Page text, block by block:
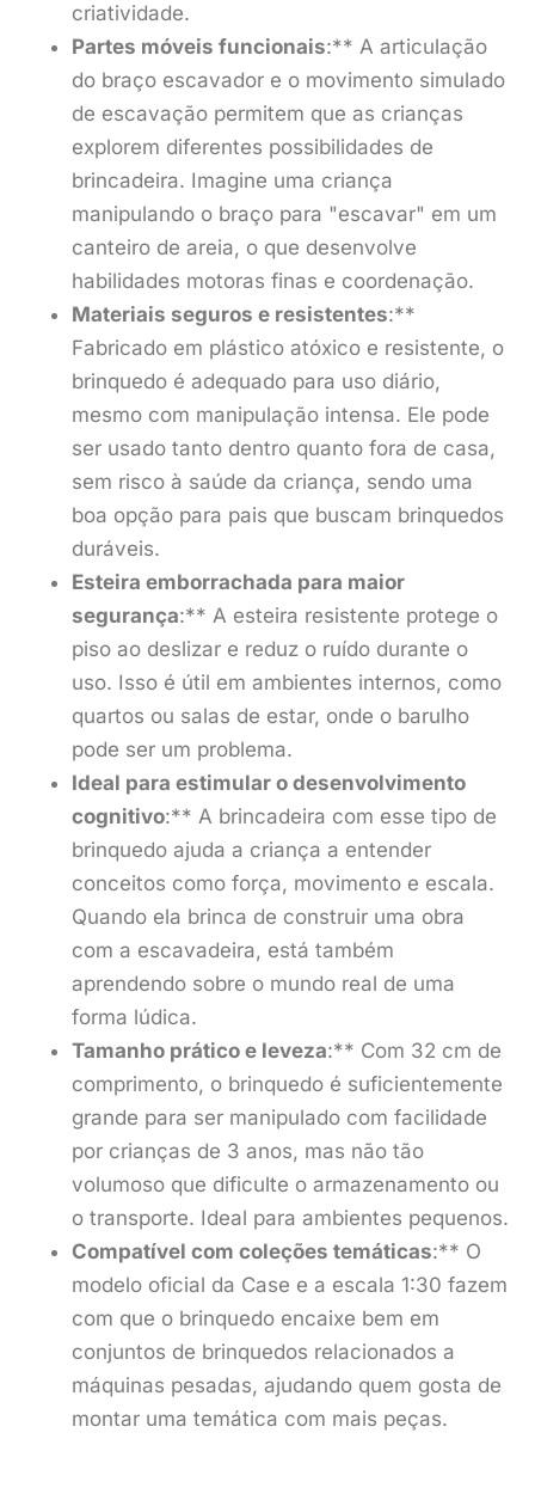
criatividade.
Partes móveis funcionais:** A articulação
do braço escavador e o movimento simulado
de escavação permitem que as crianças
explorem diferentes possibilidades de
brincadeira. Imagine uma criança
manipulando o braço para "escavar" em um
canteiro de areia, o que desenvolve
habilidades motoras finas e coordenação.
Materiais seguros e resistentes:**
Fabricado em plástico atóxico e resistente, o
brinquedo é adequado para uso diário,
mesmo com manipulação intensa. Ele pode
ser usado tanto dentro quanto fora de casa,
sem risco à saúde da criança, sendo uma
boa opção para pais que buscam brinquedos
duráveis.
Esteira emborrachada para maior
segurança:** A esteira resistente protege o
piso ao deslizar e reduz o ruído durante o
uso. Isso é útil em ambientes internos, como
quartos ou salas de estar, onde o barulho
pode ser um problema.
Ideal para estimular o desenvolvimento
cognitivo:** A brincadeira com esse tipo de
brinquedo ajuda a criança a entender
conceitos como força, movimento e escala.
Quando ela brinca de construir uma obra
com a escavadeira, está também
aprendendo sobre o mundo real de uma
forma lúdica.
Tamanho prático e leveza:** Com 32 cm de
comprimento, o brinquedo é suficientemente
grande para ser manipulado com facilidade
por crianças de 3 anos, mas não tão
volumoso que dificulte o armazenamento ou
o transporte. Ideal para ambientes pequenos.
Compatível com coleções temáticas:** O
modelo oficial da Case e a escala 1:30 fazem
com que o brinquedo encaixe bem em
conjuntos de brinquedos relacionados a
máquinas pesadas, ajudando quem gosta de
montar uma temática com mais peças.